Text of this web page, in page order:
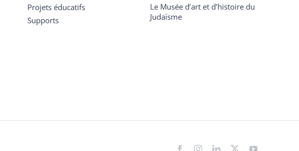
Projets éducatifs
Supports
Le Musée d’art et d’histoire du
Judaïsme
FacebookInstagramLinkedIn
X YouTube